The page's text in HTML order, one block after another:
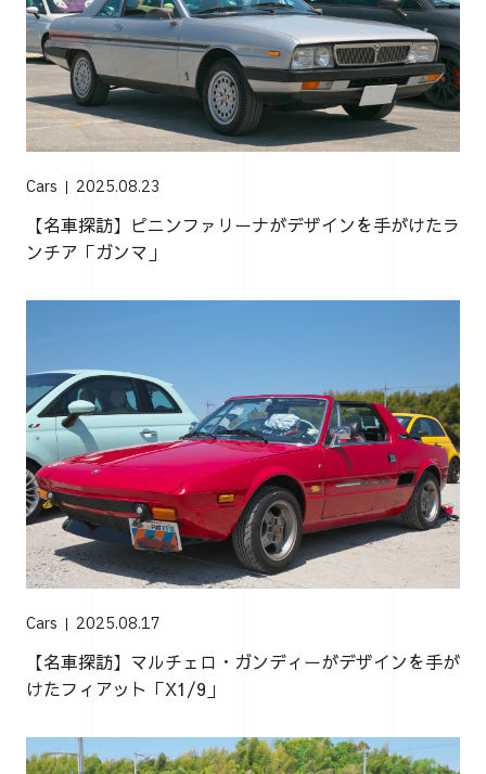
Cars 2025.08.23
【名車探訪】ピニンファリーナがデザインを手がけたラ
ンチア「ガンマ」
Cars 2025.08.17
【名車探訪】マルチェロ・ガンディーがデザインを手が
けたフィアット「X1/9」